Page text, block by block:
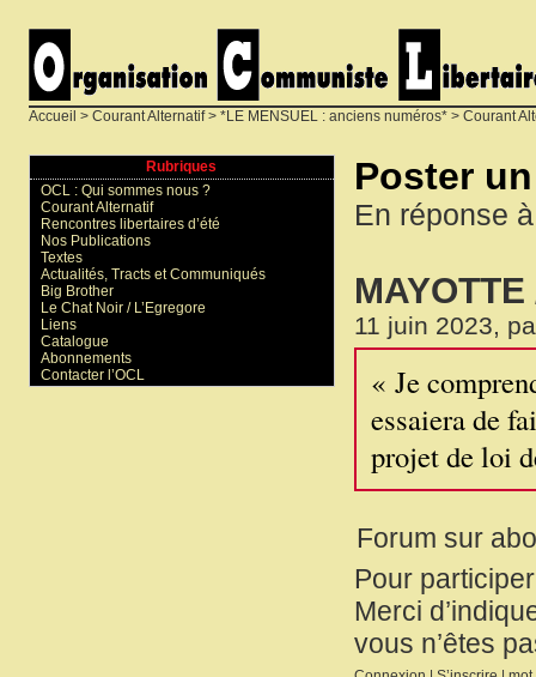
Accueil > Courant Alternatif> *LE MENSUEL : anciens numéros* > Courant
Poster
En réponse
11 juin 2023,
« Je
essaiera de
projet de loi
Forum sur
Pour
Merci
vous n’êtes
Rubriques
OCL : Qui sommes nous ?
Courant Alternatif
Rencontres libertaires d’été
Nos Publications
Textes
Actualités, Tracts et Communiqués
Big Brother
Le Chat Noir / L’Egregore
Liens
Catalogue
Abonnements
Contacter l’OCL